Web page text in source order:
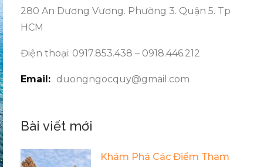
280 An Dương Vương. Phường 3. Quận 5. Tp
HCM
Điện thoại: 0917.853.438 – 0918.446.212
Email: duongngocquy@gmail.com
Bài viết mới
Khám Phá Các Điểm Tham